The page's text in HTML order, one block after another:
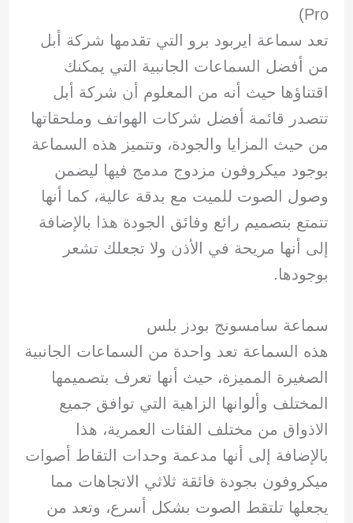
Pro)
تعد سماعة ايربود برو التي تقدمها شركة أبل
من أفضل السماعات الجانبية التي يمكنك
اقتناؤها حيث أنه من المعلوم أن شركة أبل
تتصدر قائمة أفضل شركات الهواتف وملحقاتها
من حيث المزايا والجودة، وتتميز هذه السماعة
بوجود ميكروفون مزدوج مدمج فيها ليضمن
وصول الصوت للميت مع بدقة عالية، كما أنها
تتمتع بتصميم رائع وفائق الجودة هذا بالإضافة
إلى أنها مريحة في الأذن ولا تجعلك تشعر
بوجودها.
سماعة سامسونج بودز بلس
هذه السماعة تعد واحدة من السماعات الجانبية
الصغيرة المميزة، حيث أنها تعرف بتصميمها
المختلف وألوانها الزاهية التي توافق جميع
الاذواق من مختلف الفئات العمرية، هذا
بالإضافة إلى أنها مدعمة وحدات التقاط أصوات
ميكروفون بجودة فائقة ثلاثي الاتجاهات مما
يجعلها تلتقط الصوت بشكل أسرع، وتعد من